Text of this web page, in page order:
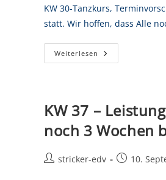
KW 30-Tanzkurs,
statt. Wir hoffen, dass Alle
Weiterlesen
KW 37 –
noch 3 Wochen
stricker-edv 10.